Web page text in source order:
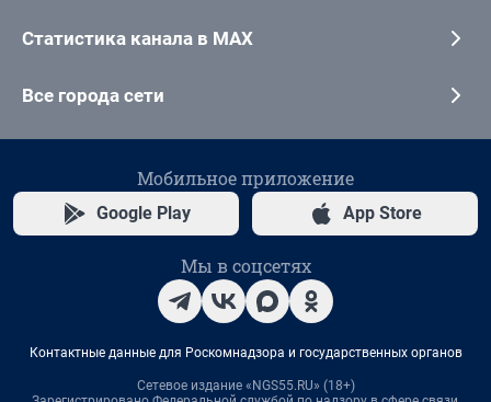
Статистика канала в MAX
Все города сети
Мобильное приложение
Google Play App Store
Мы в соцсетях
Контактные данные для Роскомнадзора и государственных органов
Сетевое издание «NGS55.RU» (18+)